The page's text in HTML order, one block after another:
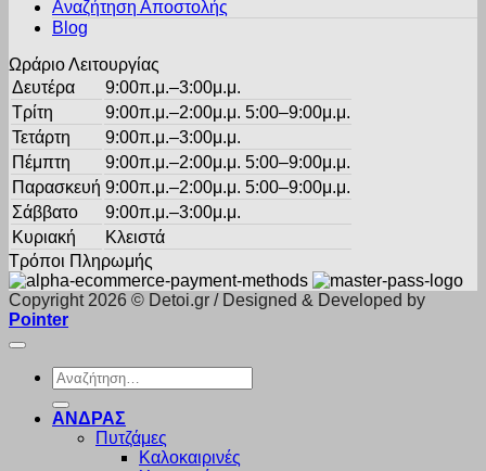
σελίδαΑναζήτηση Αποστολής
Blog
Ωράριο Λειτουργίας
Δευτέρα
9:00π.μ.–3:00μ.μ.
Τρίτη
9:00π.μ.–2:00μ.μ. 5:00–9:00μ.μ.
Τετάρτη
9:00π.μ.–3:00μ.μ.
Πέμπτη
9:00π.μ.–2:00μ.μ. 5:00–9:00μ.μ.
Παρασκευή 9:00π.μ.–2:00μ.μ. 5:00–9:00μ.μ.
Σάββατο
9:00π.μ.–3:00μ.μ.
Κυριακή
Κλειστά
Τρόποι Πληρωμής
Copyright 2026 © Detoi.gr / Designed & Developed by
Pointer
Αναζήτηση
για:
ΑΝΔΡΑΣ
Πυτζάμες
Καλοκαιρινές